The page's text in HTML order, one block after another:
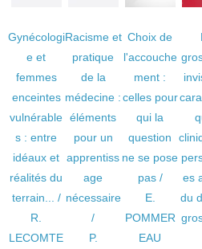
Gynécologi
e et
femmes
enceintes
vulnérable
s : entre
idéaux et
réalités du
terrain...
/
R.
LECOMTE
Racisme et
pratique
de la
médecine :
éléments
pour un
apprentiss
age
nécessaire
/
P.
Choix de
l'accouche
ment :
celles pour
qui la
question
ne se pose
pas/
E.
POMMER
EAU
es
du